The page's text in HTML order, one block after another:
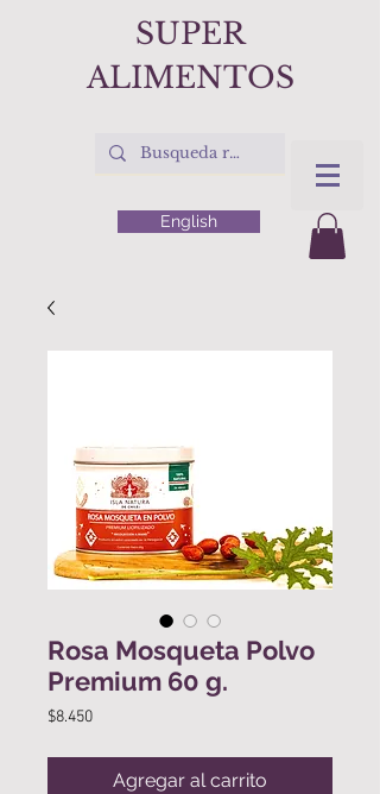
SUPER
ALIMENTOS
English
Rosa Mosqueta Polvo
Premium 60 g.
$8.450Precio
Agregar al carrito